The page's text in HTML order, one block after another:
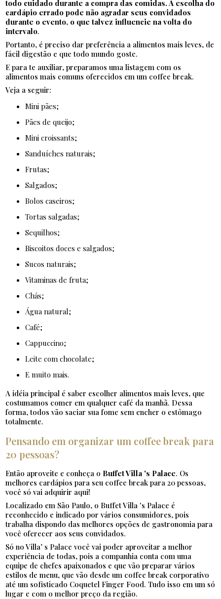
todo cuidado durante a compra das comidas. A escolha do
cardápio errado pode não agradar seus convidados
durante o evento, o que talvez influencie na volta do
intervalo.
Portanto, é preciso dar preferência a alimentos mais leves, de
fácil digestão e que todo mundo goste.
E para te auxiliar, preparamos uma listagem com os
alimentos mais comuns oferecidos em um coffee break.
Veja a seguir:
Mini pães;
Pães de queijo;
Mini croissants;
Sanduíches naturais;
Frutas;
Salgados;
Bolos caseiros;
Tortas salgadas;
Sequilhos;
Biscoitos doces e salgados;
Sucos naturais;
Vitaminas de fruta;
Chás;
Água natural;
Café;
Cappuccino;
Leite com chocolate;
E muito mais.
A idéia principal é saber escolher alimentos mais leves, que
costumamos comer em qualquer café da manhã. Dessa
forma, todos vão saciar sua fome sem encher o estômago
totalmente.
Pensando em organizar um coffee break para
20 pessoas?
Então aproveite e conheça o Buffet Villa 's Palace. Os
melhores cardápios para seu coffee break para 20 pessoas,
você só vai adquirir aqui!
Localizado em São Paulo, o Buffet Villa 's Palace é
reconhecido e indicado por vários consumidores, pois
trabalha dispondo das melhores opções de gastronomia para
você oferecer aos seus convidados.
Só no Villa’ s Palace você vai poder aproveitar a melhor
experiência de todas, pois a companhia conta com uma
equipe de chefes apaixonados e que vão preparar vários
estilos de menu, que vão desde um coffee break corporativo
até um sofisticado Coquetel Finger Food. Tudo isso em um só
lugar e com o melhor preço da região.